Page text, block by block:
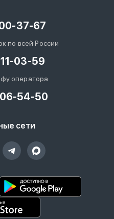
37-67
по всей России
03-59
оператора
54-50
сети